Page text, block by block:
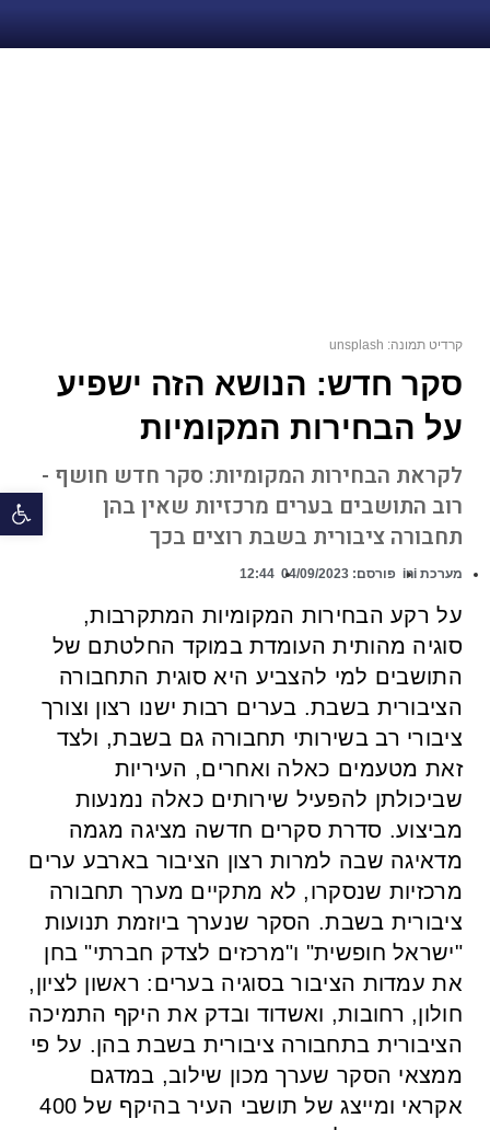
קרדיט תמונה: unsplash
סקר חדש: הנושא הזה ישפיע
על הבחירות המקומיות
לקראת הבחירות המקומיות: סקר חדש חושף -
רוב התושבים בערים מרכזיות שאין בהן
תחבורה ציבורית בשבת רוצים בכך
מערכת ini פורסם: 12:44
על רקע הבחירות המקומיות המתקרבות,
סוגיה מהותית העומדת במוקד החלטתם של
התושבים למי להצביע היא סוגית התחבורה
הציבורית בשבת. בערים רבות ישנו רצון וצורך
ציבורי רב בשירותי תחבורה גם בשבת, ולצד
זאת מטעמים כאלה ואחרים, העיריות
שביכולתן להפעיל שירותים כאלה נמנעות
מביצוע. סדרת סקרים חדשה מציגה מגמה
מדאיגה שבה למרות רצון הציבור בארבע ערים
מרכזיות שנסקרו, לא מתקיים מערך תחבורה
ציבורית בשבת. הסקר שנערך ביוזמת תנועות
"ישראל חופשית" ו"מרכזים לצדק חברתי" בחן
את עמדות הציבור בסוגיה בערים: ראשון לציון,
חולון, רחובות, ואשדוד ובדק את היקף התמיכה
הציבורית בתחבורה ציבורית בשבת בהן. על פי
ממצאי הסקר שערך מכון שילוב, במדגם
אקראי ומייצג של תושבי העיר בהיקף של 400